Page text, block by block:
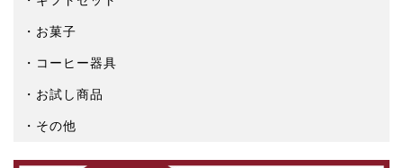
お菓子
コーヒー器具
お試し商品
その他